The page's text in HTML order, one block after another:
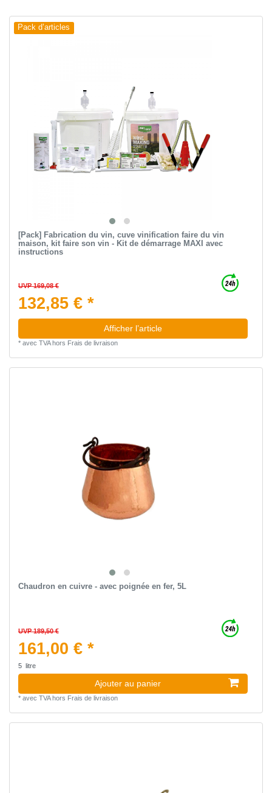
Pack d’articles
[Pack] Fabrication du vin, cuve vinification faire du vin
maison, kit faire son vin - Kit de démarrage MAXI avec
instructions
UVP 169,08 €
132,85 € *
Afficher l’article
* avec TVAhors Frais de livraison
Chaudron en cuivre - avec poignée en fer, 5L
UVP 189,50 €
161,00 € *
5 litre
Ajouter au panier
* avec TVAhors Frais de livraison